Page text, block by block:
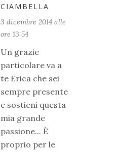
CIAMBELLA
3 dicembre 2014 alle
ore 13:54
Un grazie
particolare va a
te Erica che sei
sempre presente
e sostieni questa
mia grande
passione... È
proprio per le